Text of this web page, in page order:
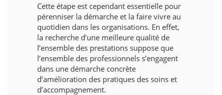
Cette étape est cependant essentielle pour
pérenniser la démarche et la faire vivre au
quotidien dans les organisations. En effet,
la recherche d’une meilleure qualité de
l’ensemble des prestations suppose que
l’ensemble des professionnels s’engagent
dans une démarche concrète
d’amélioration des pratiques des soins et
d’accompagnement.